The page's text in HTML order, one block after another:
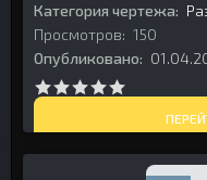
Категория чертежа:
Просмотров: 150
Опубликовано: